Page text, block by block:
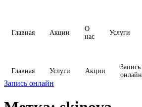
Главная Акции
О
нас
Услуги
Главная Услуги Акции
Запись
онлайн
Запись онлайн